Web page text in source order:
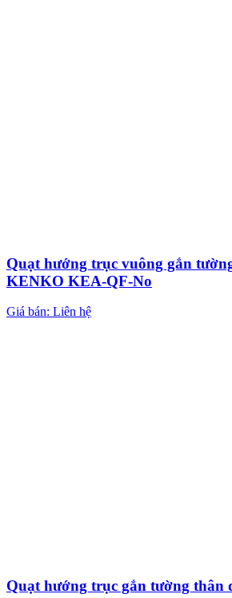
Quạt hướng trục vuông gắn
KENKO KEA-QF-No
Giá bán: Liên hệ
Quạt hướng trục gắn tường thân